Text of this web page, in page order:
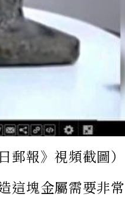
報》視頻截圖）
這塊金屬需要非